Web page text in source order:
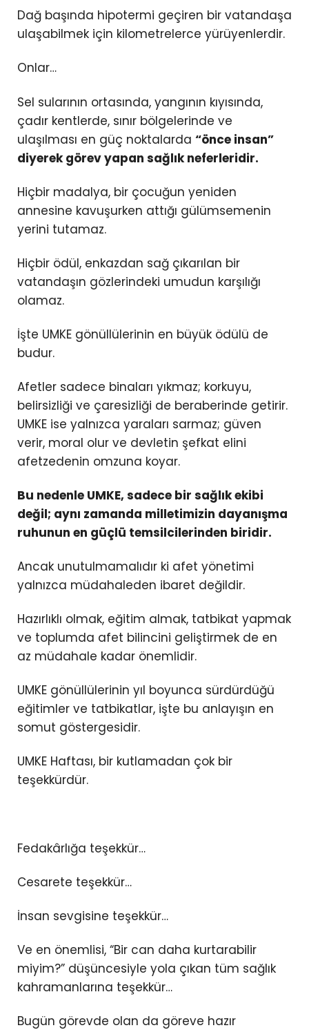
Dağ başında hipotermi geçiren bir vatandaşa
ulaşabilmek için kilometrelerce yürüyenlerdir.
Onlar…
Sel sularının ortasında, yangının kıyısında,
çadır kentlerde, sınır bölgelerinde ve
ulaşılması en güç noktalarda “önce insan”
diyerek görev yapan sağlık neferleridir.
Hiçbir madalya, bir çocuğun yeniden
annesine kavuşurken attığı gülümsemenin
yerini tutamaz.
Hiçbir ödül, enkazdan sağ çıkarılan bir
vatandaşın gözlerindeki umudun karşılığı
olamaz.
İşte UMKE gönüllülerinin en büyük ödülü de
budur.
Afetler sadece binaları yıkmaz; korkuyu,
belirsizliği ve çaresizliği de beraberinde getirir.
UMKE ise yalnızca yaraları sarmaz; güven
verir, moral olur ve devletin şefkat elini
afetzedenin omzuna koyar.
Bu nedenle UMKE, sadece bir sağlık ekibi
değil; aynı zamanda milletimizin dayanışma
ruhunun en güçlü temsilcilerinden biridir.
Ancak unutulmamalıdır ki afet yönetimi
yalnızca müdahaleden ibaret değildir.
Hazırlıklı olmak, eğitim almak, tatbikat yapmak
ve toplumda afet bilincini geliştirmek de en
az müdahale kadar önemlidir.
UMKE gönüllülerinin yıl boyunca sürdürdüğü
eğitimler ve tatbikatlar, işte bu anlayışın en
somut göstergesidir.
UMKE Haftası, bir kutlamadan çok bir
teşekkürdür.
Fedakârlığa teşekkür…
Cesarete teşekkür…
İnsan sevgisine teşekkür…
Ve en önemlisi, “Bir can daha kurtarabilir
miyim?” düşüncesiyle yola çıkan tüm sağlık
kahramanlarına teşekkür…
Bugün görevde olan da göreve hazır